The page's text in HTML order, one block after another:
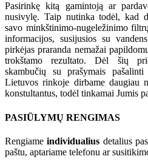
Pasirinkę kitą gamintoją ar
nusivylę. Taip nutinka todėl, kad
savo minkštinimo-nugeležinimo
informacijos, susijusios su
pirkėjas praranda nemažai
trokštamo rezultato. Dėl šių
skambučių su prašymais
Lietuvos rinkoje dirbame daugiau
konstultantus, todėl tinkamai Jumis
PASIŪLYMŲ RENGIMAS
Rengiameindividualius detalius
paštu, aptariame telefonu ar